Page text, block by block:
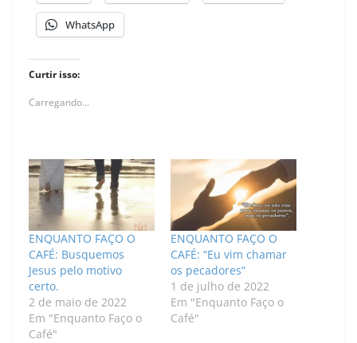
WhatsApp
Curtir isso:
Carregando...
ENQUANTO FAÇO O
CAFÉ: Busquemos
Jesus pelo motivo
certo.
2 de maio de 2022
Em "Enquanto Faço o
Café"
ENQUANTO FAÇO O
CAFÉ: “Eu vim chamar
os pecadores”
1 de julho de 2022
Em "Enquanto Faço o
Café"